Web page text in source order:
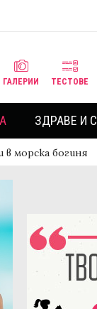
ГАЛЕРИИ ТЕСТОВЕ
ЗДРАВЕ И
морска богиня